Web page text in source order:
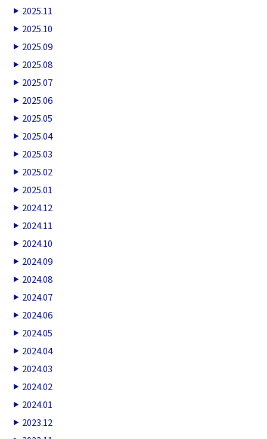
2025.11
2025.10
2025.09
2025.08
2025.07
2025.06
2025.05
2025.04
2025.03
2025.02
2025.01
2024.12
2024.11
2024.10
2024.09
2024.08
2024.07
2024.06
2024.05
2024.04
2024.03
2024.02
2024.01
2023.12